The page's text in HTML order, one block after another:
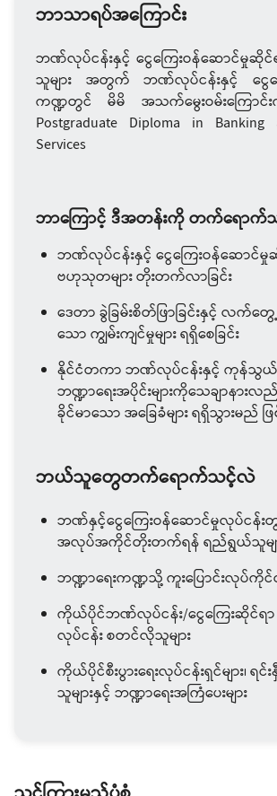
ဘာသာရပ်အကြောင်း
ဘဏ်လုပ်ငန်းနှင့် ငွေကြေးဝန်ဆောင်မှုဆိုင်
သူများ အတွက် ဘဏ်လုပ်ငန်းနှင့် ငွေက
ကဏ္ဍတွင် မိမိ အသက်မွေးဝမ်းကြောင်
Postgraduate Diploma in Banking
Services
ဘာကြောင့် ဒီအတန်းကို တက်ရော
ဘဏ်လုပ်ငန်းနှင့် ငွေကြေးဝန်ဆောင်မှု
ဗဟုသုတများ တိုးတက်လာခြင်း
ဒေတာ ခွဲခြမ်းစိတ်ဖြာခြင်းနှင့် လက်တွ
သော ကျွမ်းကျင်မှုများ ရရှိစေခြင်း
နိုင်ငံတကာ ဘဏ်လုပ်ငန်းနှင့် ကုန်သွ
ဘဏ္ဍာရေးအပိုင်းများကိုသေချာနားလည်
ခိုင်မာသော အခြေခံများ ရရှိသွားမည်
ဘယ်သူတွေတက်ရောက်သင့်လဲ
ဘဏ်နှင့်ငွေကြေးဝန်ဆောင်မှုလုပ်ငန်း
အလုပ်အကိုင်တိုးတက်ရန် ရည်ရွယ်သူမျ
ဘဏ္ဍာရေးကဏ္ဍသို့ ကူးပြောင်းလုပ်ကိုင်
ကိုယ်ပိုင်ဘဏ်လုပ်ငန်း/ငွေကြေးဆိုင်ရာ စီ
လုပ်ငန်း စတင်လိုသူများ
ကိုယ်ပိုင်စီးပွားရေးလုပ်ငန်းရှင်များ၊ ရင်း
သူများနှင့် ဘဏ္ဍာရေးအကြံပေးများ